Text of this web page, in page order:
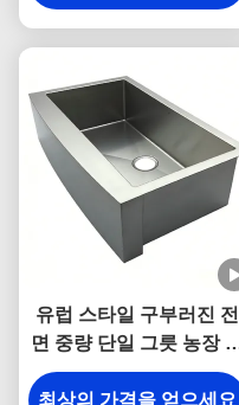
유럽 스타일 구부러진 전
면 중량 단일 그릇 농장
크 304 스테인레스 스틸
부엌
최상의 가격을 얻으세요